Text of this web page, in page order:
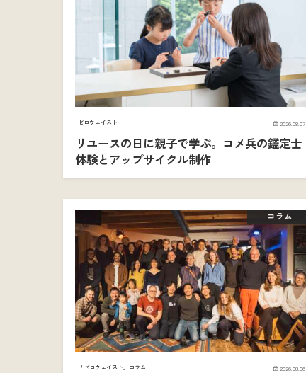
ゼロウェイスト 2026.08.07
リユースの日に親子で学ぶ。コメ兵の鑑定士
体験とアップサイクル制作
コラム
「ゼロウェイスト」コラム 2026.08.06